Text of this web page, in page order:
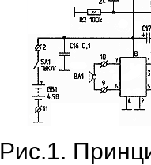
Рис.1.